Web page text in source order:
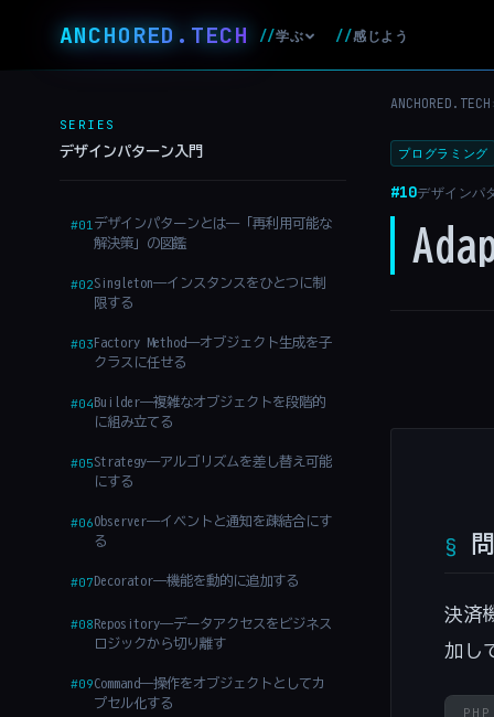
ANCHORED . TECH //学ぶ //感じよう
SERIES
デザインパターン入門
#01 デザインパターンとは——「再利用可能な
解決策」の図鑑
#02Singleton——インスタンスをひとつに制
限する
#03 Factory Method——オブジェクト生成を子
クラスに任せる
#04 Builder——複雑なオブジェクトを段階的
に組み立てる
#05Strategy——アルゴリズムを差し替え可能
にする
#06Observer——イベントと通知を疎結合にす
る
#07 Decorator——機能を動的に追加する
#08Repository——データアクセスをビジネス
ロジックから切り離す
#09Command——操作をオブジェクトとしてカ
プセル化する
ANCHORED.TECH ›
プログラミング
#10デザインパ
決済
加し